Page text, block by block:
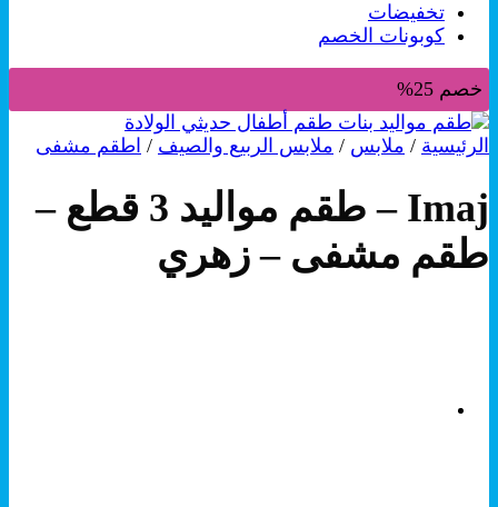
تخفيضات
كوبونات الخصم
خصم 25%
الرئيسية / ملابس / ملابس الربيع والصيف / اطقم مشفى
Imaj – طقم مواليد 3 قطع –
طقم مشفى – زهري